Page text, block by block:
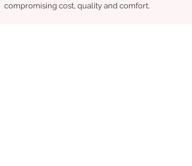
compromising cost, quality and comfort.